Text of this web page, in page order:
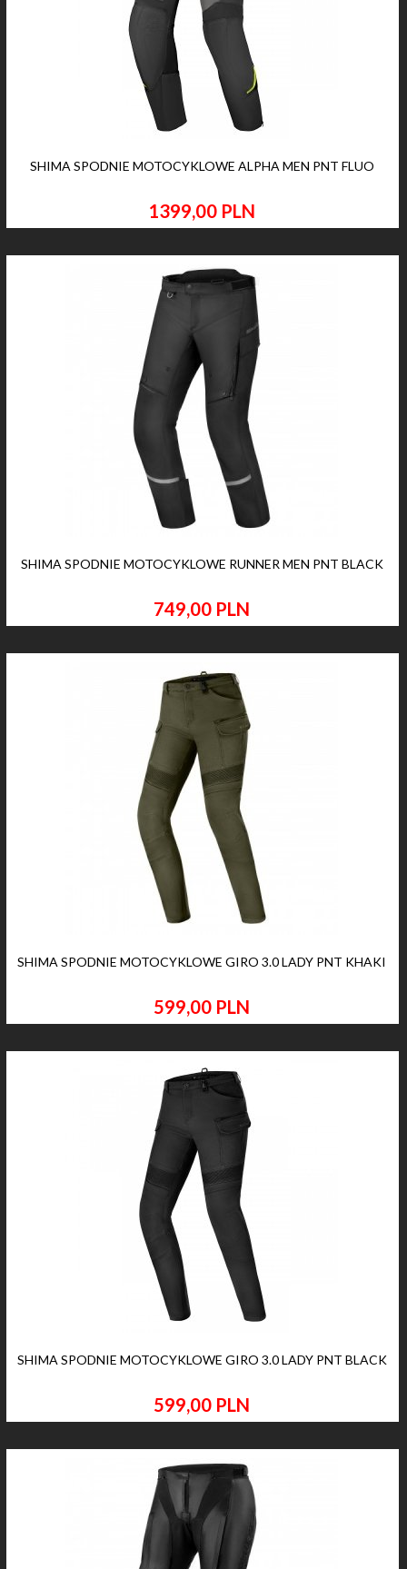
SHIMA SPODNIE MOTOCYKLOWE ALPHA MEN PNT FLUO
1399,00 PLN
SHIMA SPODNIE MOTOCYKLOWE RUNNER MEN PNT BLACK
749,00 PLN
SHIMA SPODNIE MOTOCYKLOWE GIRO 3.0 LADY PNT KHAKI
599,00 PLN
SHIMA SPODNIE MOTOCYKLOWE GIRO 3.0 LADY PNT BLACK
599,00 PLN